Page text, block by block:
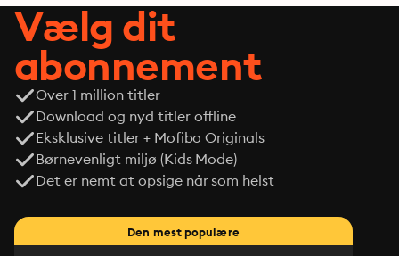
Vælg dit
abonnement
Over 1 million titler
Download og nyd titler offline
Eksklusive titler + Mofibo Originals
Børnevenligt miljø (Kids Mode)
Det er nemt at opsige når som helst
Den mest populære